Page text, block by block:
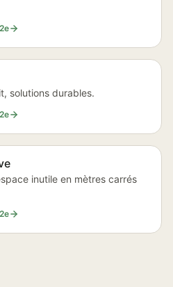
solutions durables.
inutile en mètres carrés